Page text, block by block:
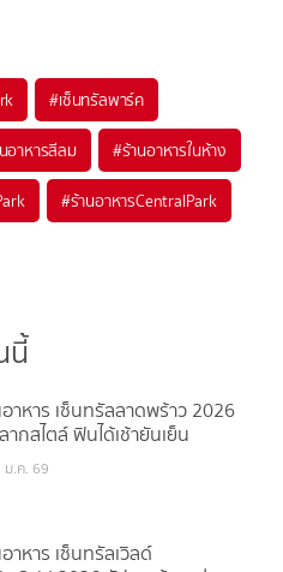
#เซ็นทรัลพาร์ค
อาหารสีลม #ร้านอาหารในห้าง
#ร้านอาหารCentralPark
นี้
าหาร เซ็นทรัลลาดพร้าว 2026
กสไตล์ ฟินได้เช้ายันเย็น
ม.ค. 69
าหาร เซ็นทรัลเวิลด์